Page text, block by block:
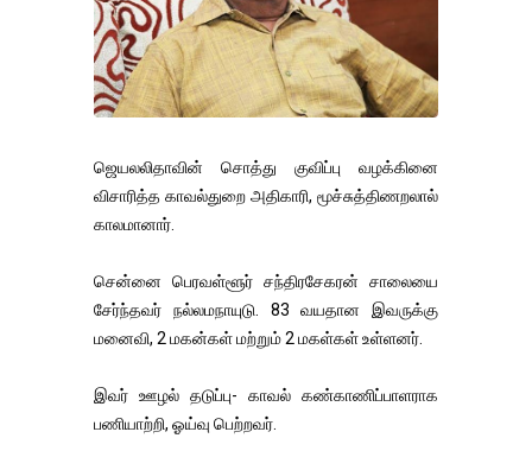
ஜெயலலிதாவின் சொத்து குவிப்பு வழக்கினை
விசாரித்த காவல்துறை அதிகாரி, மூச்சுத்திணறலால்
காலமானார்.
சென்னை பெரவள்ளூர் சந்திரசேகரன் சாலையை
சேர்ந்தவர் நல்லமநாயுடு. 83 வயதான இவருக்கு
மனைவி, 2 மகன்கள் மற்றும் 2 மகள்கள் உள்ளனர்.
இவர் ஊழல் தடுப்பு- காவல் கண்காணிப்பாளராக
பணியாற்றி, ஓய்வு பெற்றவர்.